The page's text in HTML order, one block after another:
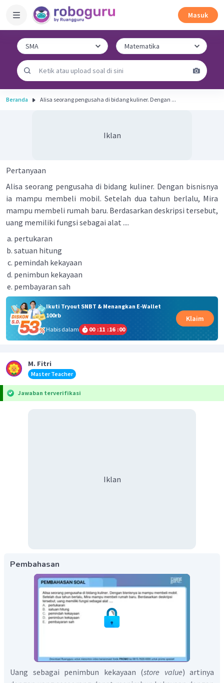
Masuk
Beranda Alisa seorang pengusaha di bidang kuliner. Dengan ...
Iklan
Pertanyaan
Alisa seorang pengusaha di bidang kuliner. Dengan bisnisnya
ia mampu membeli mobil. Setelah dua tahun berlalu, Mira
mampu membeli rumah baru. Berdasarkan deskripsi tersebut,
uang memiliki fungsi sebagai alat ....
pertukaran
satuan hitung
pemindah kekayaan
penimbun kekayaan
pembayaran sah
Ikuti Tryout SNBT & Menangkan E-Wallet
100rb
Habis dalam
00 :11 :15 :59
Klaim
M. Fitri
Master Teacher
Jawaban terverifikasi
Iklan
Pembahasan
Uang sebagai penimbun kekayaan (store value) artinya